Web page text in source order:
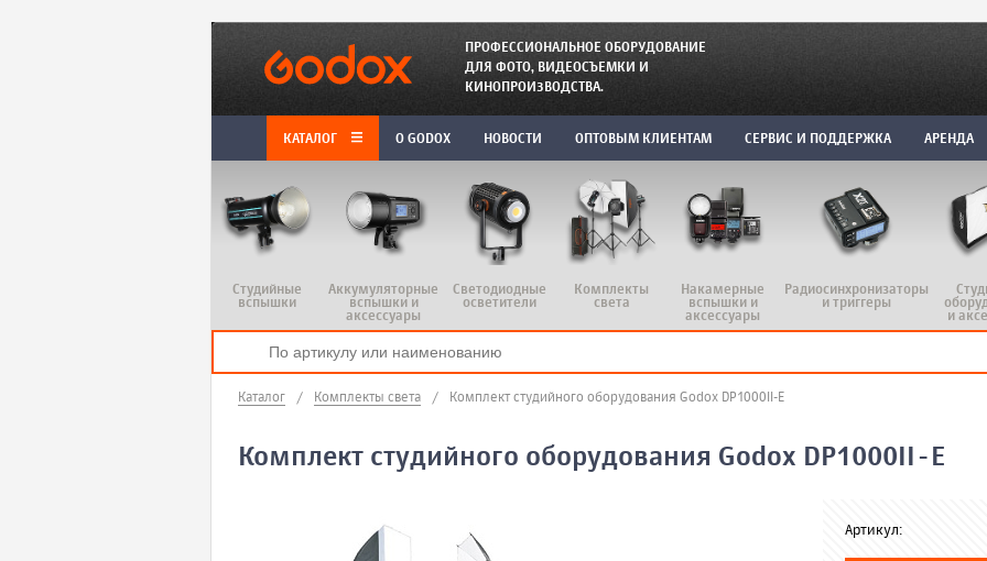
ПРОФЕССИОНАЛЬНОЕ ОБОРУДОВАНИЕ
ДЛЯ ФОТО, ВИДЕОСЪЕМКИ И
КИНОПРОИЗВОДСТВА.
КАТАЛОГ O GODOX НОВОСТИ ОПТОВЫМ КЛИЕНТАМ СЕРВИС И ПОДДЕРЖКА АРЕНДА
Студийные
вспышки
Аккумуляторные
вспышки и
аксессуары
Светодиодные
осветители
Комплекты
света
Накамерные
вспышки и
аксессуары
Радиосинхронизаторы
и триггеры
и
Каталог / Комплекты света / Комплект студийного оборудования Godox DP1000II-E
Комплект студийного оборудования Godox DP1000II-E
Артикул: